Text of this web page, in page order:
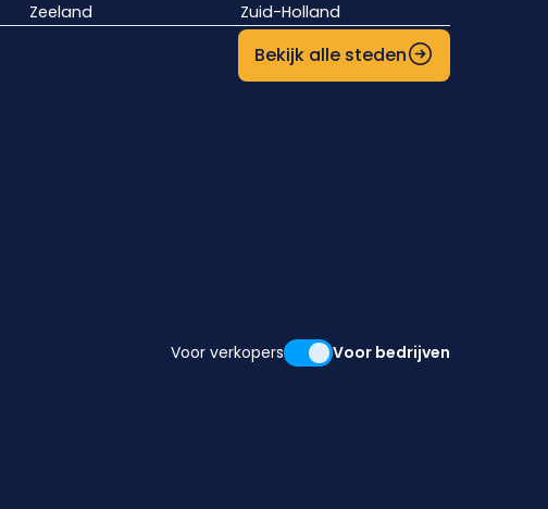
Zeeland Zuid-Holland
Bekijk alle steden
Voor verkopers Voor bedrijven